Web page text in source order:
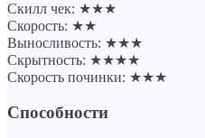
Скилл чек: ★★★
Скорость: ★★
Выносливость: ★★★
Скрытность: ★★★★
Скорость починки: ★★★
Способности